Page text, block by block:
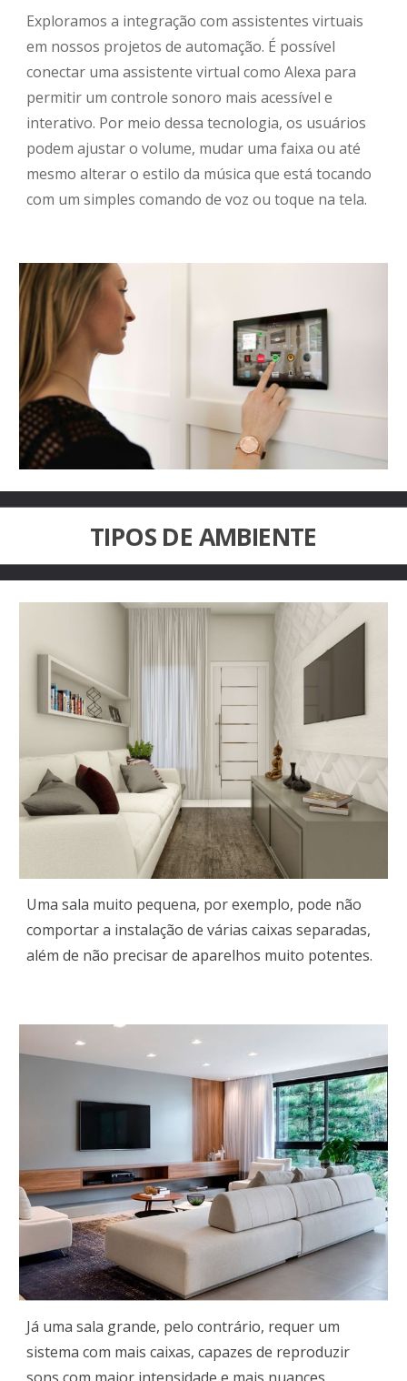
Exploramos a integração com assistentes virtuais
em nossos projetos de automação. É possível
conectar uma assistente virtual como Alexa para
permitir um controle sonoro mais acessível e
interativo. Por meio dessa tecnologia, os usuários
podem ajustar o volume, mudar uma faixa ou até
mesmo alterar o estilo da música que está tocando
com um simples comando de voz ou toque na tela.
TIPOS DE AMBIENTE
Uma sala muito pequena, por exemplo, pode não
comportar a instalação de várias caixas separadas,
além de não precisar de aparelhos muito potentes.
Já uma sala grande, pelo contrário, requer um
sistema com mais caixas, capazes de reproduzir
sons com maior intensidade e mais nuances.